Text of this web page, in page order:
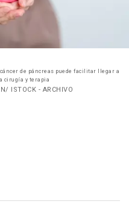
de páncreas puede facilitar llegar a
cirugía y terapia
ISTOCK - ARCHIVO